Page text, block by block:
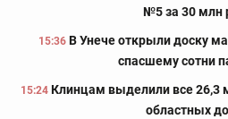
№5 за 30 млн
15:36 В Унече открыли доску
спасшему сотни
15:24 Клинцам выделили все 26,3
областных